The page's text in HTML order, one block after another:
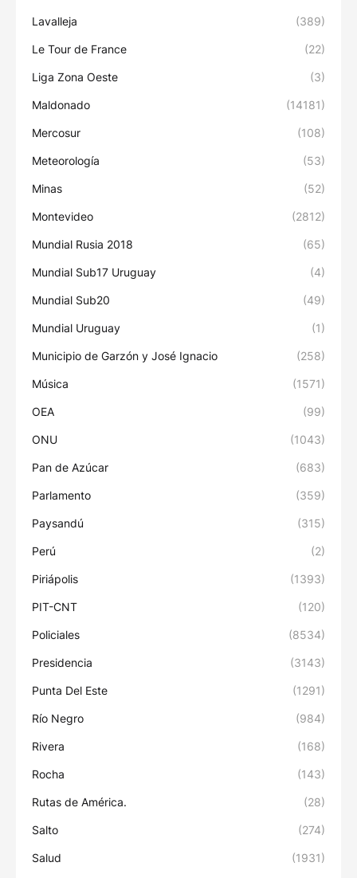
Lavalleja (389)
Le Tour de France (22)
Liga Zona Oeste (3)
Maldonado (14181)
Mercosur (108)
Meteorología (53)
Minas (52)
Montevideo (2812)
Mundial Rusia 2018 (65)
Mundial Sub17 Uruguay (4)
Mundial Sub20 (49)
Mundial Uruguay (1)
Municipio de Garzón y José Ignacio (258)
Música (1571)
OEA (99)
ONU (1043)
Pan de Azúcar (683)
Parlamento (359)
Paysandú (315)
Perú (2)
Piriápolis (1393)
PIT-CNT (120)
Policiales (8534)
Presidencia (3143)
Punta Del Este (1291)
Río Negro (984)
Rivera (168)
Rocha (143)
Rutas de América. (28)
Salto (274)
Salud (1931)